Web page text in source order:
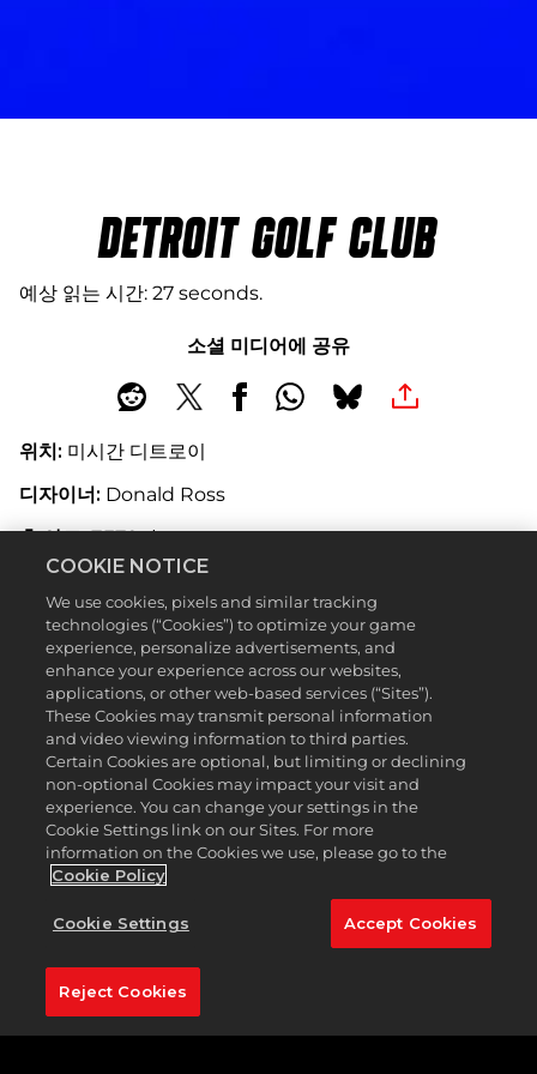
DETROIT GOLF CLUB
예상 읽는 시간 27 seconds
소셜 미디어에 공유
위치: 미시간 디트로이
디자이너: Donald Ross
총 야드:7,370야드
PGA TOUR는 1899년 설립된 Detroit Golf Club과 같은
일부 역사적인 장소에서 전 세계적인 토너먼트를 개최합니
다. 20세기 최고의 코스 설계사로 손꼽히는 디자이너
Donald Ross는 45에이커 넓이의 땅에 두 개의 코스를 끼
워 넣었습니다.PGA TOUR 2K23에서 여러분이 만나볼 코
스는 로켓 모기지 클래식을 주최하는 긴 북쪽 코스입니다.
시작 홀은 1916년의 모습 그대로입니다. Detroit Golf Club
코스는 상대적으로 평평한 편이지만, Ross의 자연 경관을
녹여내는 기술이 합해져 까다로운 라운드를 선사합니다. 코
스가 완성된 이후 100년이 넘는 시간에 걸쳐 이 코스는
2019년 로켓 모기지 클래식의 주최지로 거듭났으며, 항상
시즌 후반부의 드라마로 가득합니다.
Detroit Golf Club의 11번홀은 로켓 모기지 클래식의 가장
긴 파3입니다. 티의 위치에 따라 188야드에서 233야드까지
거리가 늘어나므로 낮은 점수를 기록하가 쉽지 않습니다. 대
략 24%의 선수들이 이 홀에서 보기에 성공하며, 오직 9%만
COOKIE NOTICE
We use cookies, pixels and similar tracking
technologies (“Cookies”) to optimize your game
experience, personalize advertisements, and
enhance your experience across our websites,
applications, or other web-based services (“Sites”).
These Cookies may transmit personal information
and video viewing information to third parties.
Certain Cookies are optional, but limiting or declining
non-optional Cookies may impact your visit and
experience. You can change your settings in the
Cookie Settings link on our Sites. For more
information on the Cookies we use, please go to the
Cookie Policy
Cookie Settings Accept Cookies
Reject Cookies